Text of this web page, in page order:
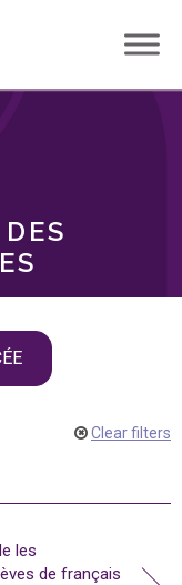
Clear filters
les
de français